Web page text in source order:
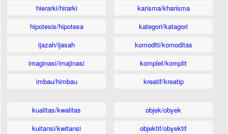
hierarki/hirarki
hipotesis/hipotesa
ijazah/ijasah
imaginasi/imajinasi
imbau/himbau
karisma/kharisma
kategori/katagori
komoditi/komoditas
komplet/komplit
kreatif/kreatip
kualitas/kwalitas
kuitansi/kwitansi
objek/obyek
objektif/obyektif